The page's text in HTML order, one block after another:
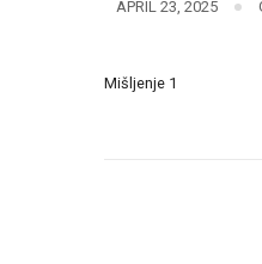
APRIL 23, 2025
Mišljenje 1